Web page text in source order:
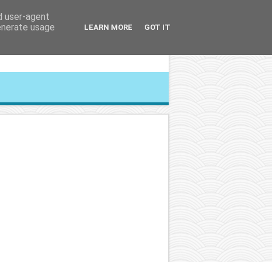
user-agent
usage
LEARN MORE GOT IT